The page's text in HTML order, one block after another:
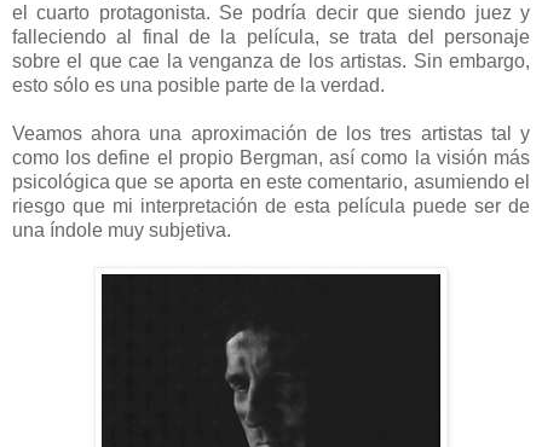
el cuarto protagonista. Se podría decir que siendo juez y
falleciendo al final de la película, se trata del personaje
sobre el que cae la venganza de los artistas. Sin embargo,
esto sólo es una posible parte de la verdad.
Veamos ahora una aproximación de los tres artistas tal y
como los define el propio Bergman, así como la visión más
psicológica que se aporta en este comentario, asumiendo el
riesgo que mi interpretación de esta película puede ser de
una índole muy subjetiva.